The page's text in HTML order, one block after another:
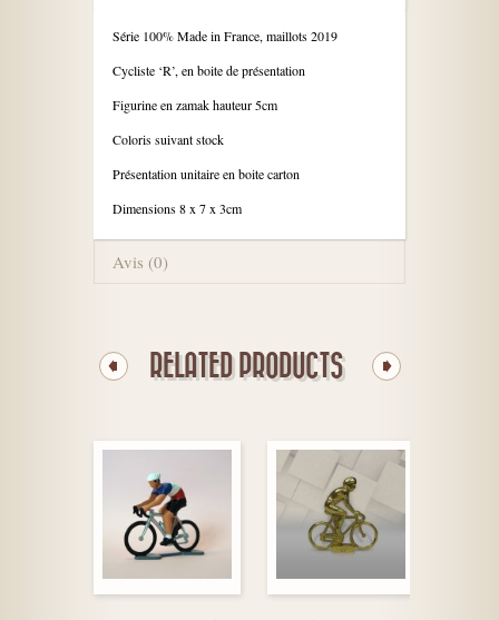
Série 100% Made in France, maillots 2019
Cycliste ‘R’, en boite de présentation
Figurine en zamak hauteur 5cm
Coloris suivant stock
Présentation unitaire en boite carton
Dimensions 8 x 7 x 3cm
Avis (0)
RELATED PRODUCTS